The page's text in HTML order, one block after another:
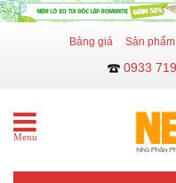
Bảng giá Sản phẩm
0933
Menu